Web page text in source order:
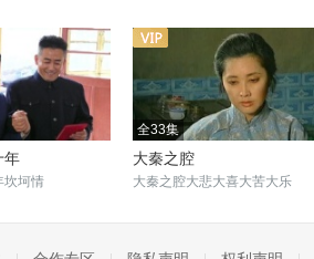
年
坎坷情
全33集
大秦之腔
大秦之腔大悲大喜大苦大乐